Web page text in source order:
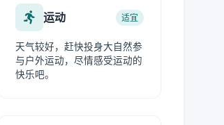
运动 适宜
天气较好，赶快投身大自然参
与户外运动，尽情感受运动的
快乐吧。